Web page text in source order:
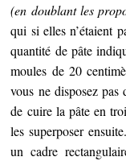
(en doublant les
qui si elles n’étaient
quantité de pâte
moules de 20
vous ne disposez pas
de cuire la pâte en
les superposer
un cadre